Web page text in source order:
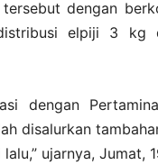
dengan
elpiji 3 kg
dengan
disalurkan
ujarnya, Jumat,